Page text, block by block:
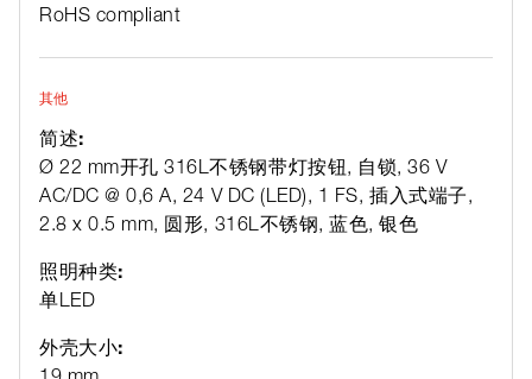
RoHS compliant
其他
简述:
Ø 22 mm开孔 316L不锈钢带灯按钮, 自锁, 36 V
AC/DC @ 0,6 A, 24 V DC (LED), 1 FS, 插入式端子,
2.8 x 0.5 mm, 圆形, 316L不锈钢, 蓝色, 银色
照明种类:
单LED
外壳大小: